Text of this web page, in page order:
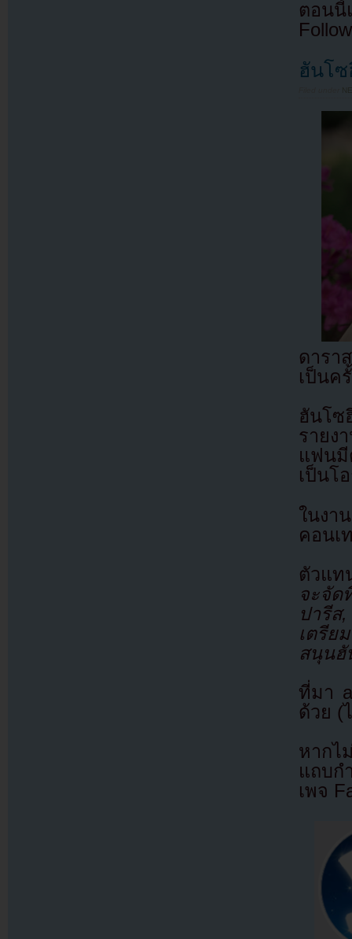
ตอนนี้
ฮันโ
ดารา
เป็นค
ฮันโซ
รายง
แฟนมี
เป็นโ
ในงา
คอนเ
ตัวแท
จะจัด
ปารี
เตรีย
สนุนฮั
ที่มา
ด้วย (
หากไ
แถบก
เพจ